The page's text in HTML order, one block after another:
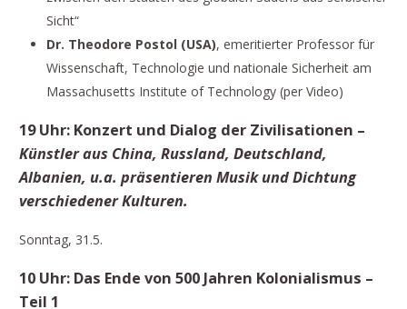
Sicht“
Dr. Theodore Postol (USA), emeritierter Professor für
Wissenschaft, Technologie und nationale Sicherheit am
Massachusetts Institute of Technology (per Video)
19 Uhr: Konzert und Dialog der Zivilisationen –
Künstler aus China, Russland, Deutschland,
Albanien, u.a. präsentieren Musik und Dichtung
verschiedener Kulturen.
Sonntag, 31.5.
10 Uhr: Das Ende von 500 Jahren Kolonialismus –
Teil 1